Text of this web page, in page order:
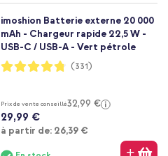
imoshion Batterie externe 20 000
mAh - Chargeur rapide 22,5 W -
USB-C / USB-A - Vert pétrole
Notation:
95%
(331)
Prix de vente conseillé32,99 €
29,99 €
à partir de: À partir de
26,39 €